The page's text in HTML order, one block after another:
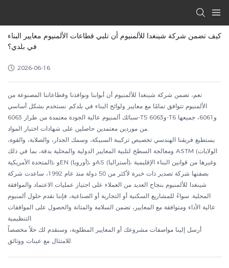
كيف تضمن شركة شينغدا للألمنيوم أن تلبي قطاعات الألمنيوم معايير البناء
في بلدي؟
2026-06-16
نعم، تضمن شركة شينغدا للألمنيوم أن أبوابنا ونوافذنا وقطاعاتنا المصنوعة من
الألمنيوم تتوافق تمامًا مع معايير ولوائح البناء في بلدكم. نستخدم بشكل أساسي
سبائك ألمنيوم عالية الجودة معتمدة من طراز 6063-T5 و6063-T6 و6061، جميعها
من موردين معتمدين حاصلين على شهادات اختبار المواد.
يستطيع فريقنا الهندسي تخصيص تركيبة السبيكة، وسمك الجدار، والصلابة، والقوة،
ومعالجة السطح لتلبية المعايير الدولية والمحلية بدقة، بما في ذلك ASTM (الولايات
المتحدة الأمريكية)، وEN (أوروبا)، وAS (أستراليا)، وغيرها من قوانين البناء الإقليمية.
بصفتها شركة تصدير ذات خبرة لأكثر من 50 دولة منذ عام 1992، ساعدت شركة
شينغدا للألمنيوم بنجاح العديد من العملاء على اجتياز عمليات الاعتماد والموافقة
المحلية. سواءً للمشاريع السكنية أو التجارية أو الصناعية، فإننا نقدم حلول ألمنيوم
عالية الأداء ومتوافقة مع المعايير، تضمن السلامة والمتانة والحصول على الموافقات
التنظيمية.
أرسل إلينا مواصفات مشروعك أو المعايير المطلوبة، وسنقدم لك حلاً مخصصاً
للامتثال مع عينات ووثائق.